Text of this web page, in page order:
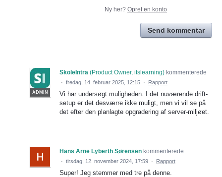
Ny her? Opret en konto
Send kommentar
ADMIN
SkoleIntra (Product Owner, itslearning) kommenterede
· fredag, 14. februar 2025, 12:15 · Rapport
Vi har undersøgt muligheden. I det nuværende drift-
setup er det desværre ikke muligt, men vi vil se på
det efter den planlagte opgradering af server-miljøet.
Hans Arne Lyberth Sørensen kommenterede
· tirsdag, 12. november 2024, 17:59 · Rapport
Super! Jeg stemmer med tre på denne.